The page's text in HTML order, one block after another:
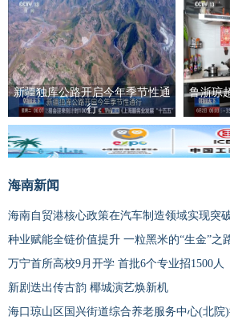
新疆独库公路开启今年季节性通
行
鲁浙琼
海南新闻
海南自贸港核心政策在汽车制造领域实现突
种业赋能全链价值提升 一粒黑米的“生金”之
万宁首所高校9月开学 首批6个专业招1500人
新剧迭出传古韵 椰城演艺焕新机
海口琼山区国兴街道综合养老服务中心(北院